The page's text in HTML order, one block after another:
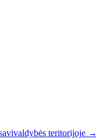
teritorijoje →